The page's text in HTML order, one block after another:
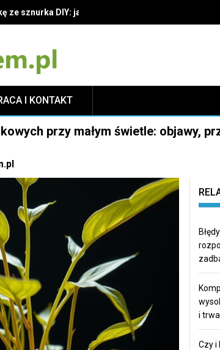
ze sznurka DIY: jak wybrać materiały i techniki, by
I KONTAKT
przy małym świetle: objawy,
i
Czy i